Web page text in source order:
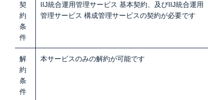
契
約
条
件
IIJ統合運用管理サービス 基本契約、及びIIJ統合運用
管理サービス 構成管理サービスの契約が必要です
解
約
条
件
本サービスのみの解約が可能です